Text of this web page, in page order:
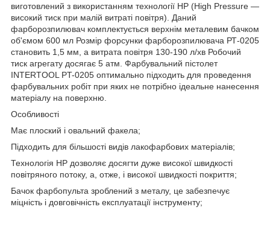
виготовлений з використанням технології НР (High Pressure —
високий тиск при малій витраті повітря). Даний
фарборозпилювач комплектується верхнім металевим бачком
об'ємом 600 мл Розмір форсунки фарборозпилювача РТ-0205
становить 1,5 мм, а витрата повітря 130-190 л/хв Робочий
тиск агрегату досягає 5 атм. Фарбувальний пістолет
INTERTOOL PT-0205 оптимально підходить для проведення
фарбувальних робіт при яких не потрібно ідеальне нанесення
матеріалу на поверхню.
Особливості
Має плоский і овальний факела;
Підходить для більшості видів лакофарбових матеріалів;
Технологія НР дозволяє досягти дуже високої швидкості
повітряного потоку, а, отже, і високої швидкості покриття;
Бачок фарбопульта зроблений з металу, це забезпечує
міцність і довговічність експлуатації інструменту;